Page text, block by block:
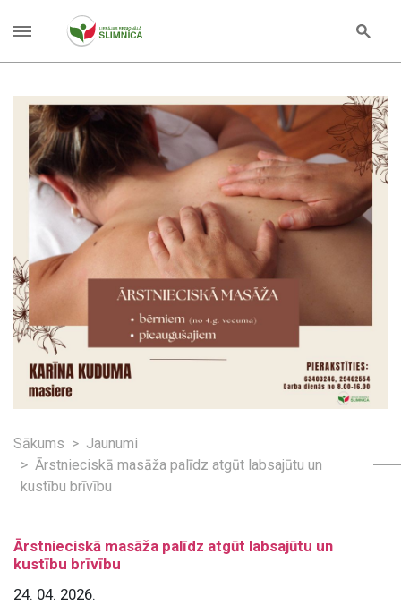
Sākums
Jaunumi
Ārstnieciskā masāža palīdz atgūt labsajūtu un
kustību brīvību
Ārstnieciskā masāža palīdz atgūt labsajūtu un
kustību brīvību
24. 04. 2026.